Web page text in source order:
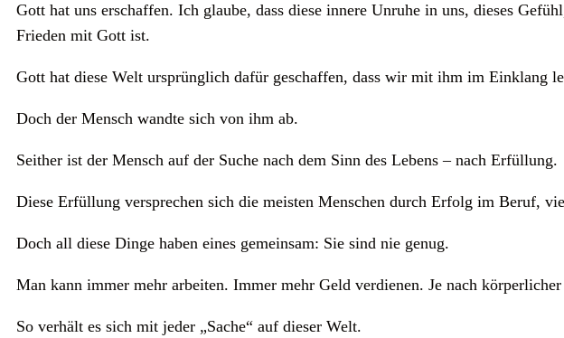
Gott hat uns erschaffen. Ich glaube, dass diese innere Unruhe in uns, dieses
Frieden mit Gott ist.
Gott hat diese Welt ursprünglich dafür geschaffen, dass wir mit ihm im Einklang
Doch der Mensch wandte sich von ihm ab.
Seither ist der Mensch auf der Suche nach dem Sinn des Lebens – nach Erfüllung.
Diese Erfüllung versprechen sich die meisten Menschen durch Erfolg im Beruf,
Doch all diese Dinge haben eines gemeinsam: Sie sind nie genug.
Man kann immer mehr arbeiten. Immer mehr Geld verdienen. Je nach
So verhält es sich mit jeder „Sache“ auf dieser Welt.